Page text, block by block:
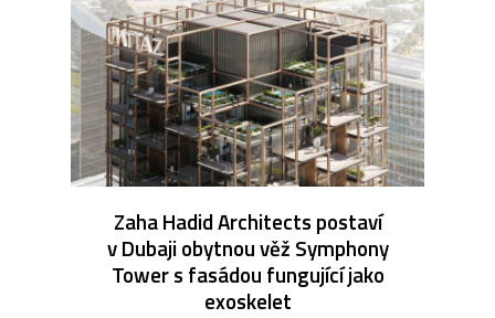
Zaha Hadid Architects postaví
v Dubaji obytnou věž Symphony
Tower s fasádou fungující jako
exoskelet